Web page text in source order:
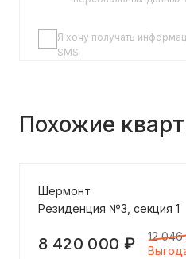
Я хочу получать
SMS
Похожие
Шермонт
Резиденция №3, секция 1
8 420 000 ₽
12